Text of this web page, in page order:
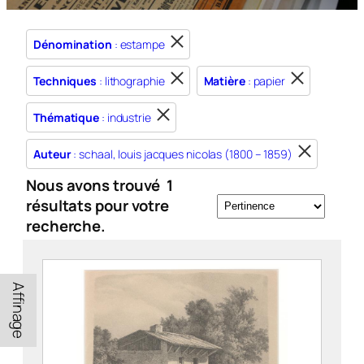
Dénomination : estampe
Techniques : lithographie Matière: papier
Thématique : industrie
Auteur: schaal, louis jacques nicolas (1800 – 1859)
Nous avons trouvé 1
résultats pour votre
recherche.
Affinage